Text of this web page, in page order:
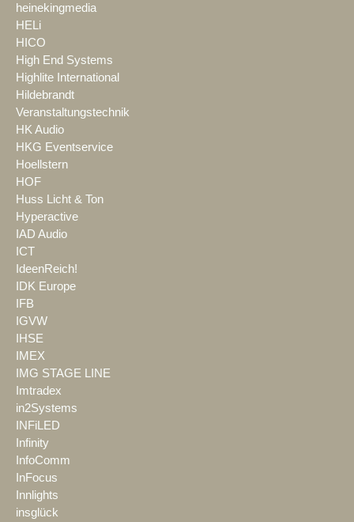
heinekingmedia
HELi
HICO
High End Systems
Highlite International
Hildebrandt
Veranstaltungstechnik
HK Audio
HKG Eventservice
Hoellstern
HOF
Huss Licht & Ton
Hyperactive
IAD Audio
ICT
IdeenReich!
IDK Europe
IFB
IGVW
IHSE
IMEX
IMG STAGE LINE
Imtradex
in2Systems
INFiLED
Infinity
InfoComm
InFocus
Innlights
insglück